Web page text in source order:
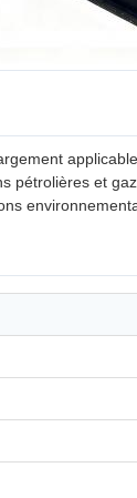
pétrolières et